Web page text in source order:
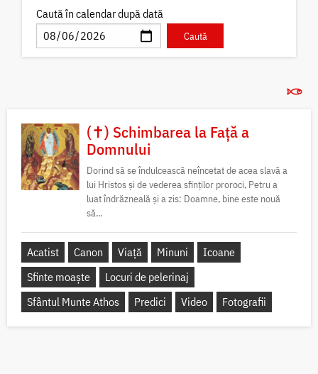
Caută în calendar după dată
(✝) Schimbarea la Față a
Domnului
Dorind să se îndulcească neîncetat de acea slavă a
lui Hristos și de vederea sfinților proroci, Petru a
luat îndrăzneală și a zis: Doamne, bine este nouă
să...
Acatist Canon Viață Minuni
Icoane
Sfinte moaște
Locuri de pelerinaj
Sfântul Munte Athos
Predici Video Fotografii